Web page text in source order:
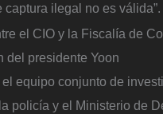
captura ilegal no es válida”.
el CIO y la Fiscalía de
del presidente Yoon
equipo conjunto de
policía y el Ministerio de